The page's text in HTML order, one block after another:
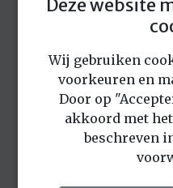
Deze website
Wij gebruiken
voorkeuren en
Door op
akkoord met
beschreven